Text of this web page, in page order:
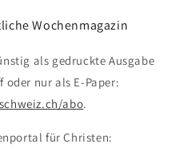
Wochenmagazin
als gedruckte Ausgabe
nur als E-Paper:
abo.
für Christen: